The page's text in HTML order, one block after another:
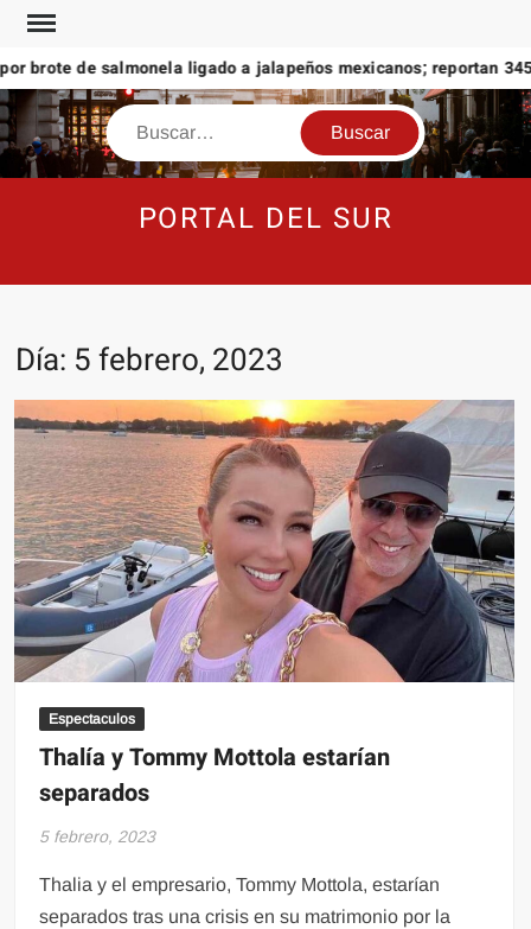
Saltar
contenido
brote de salmonela ligado a jalapeños mexicanos; reportan 345
Buscar
PORTAL DEL SUR
Día: 5 febrero, 2023
Espectaculos
Thalía y Tommy Mottola estarían
separados
5 febrero, 2023
Thalia y el empresario, Tommy Mottola, estarían
separados tras una crisis en su matrimonio por la